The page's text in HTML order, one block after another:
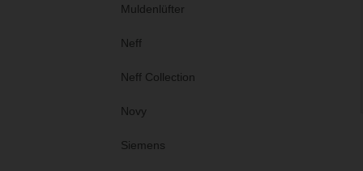
Muldenlüfter
Neff
Neff Collection
Novy
Siemens